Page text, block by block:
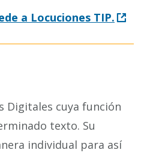
a Locuciones TIP.
Digitales cuya función
texto. Su
individual para así